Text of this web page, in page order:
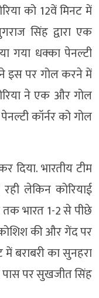
को 12वें मिनट में
सिंह द्वारा एक
गया धक्का पेनल्टी
इस पर गोल करने में
ने एक और गोल
कॉर्नर को गोल
दिया. भारतीय टीम
लेकिन कोरियाई
तक भारत 1-2 से पीछे
की और गेंद पर
बराबरी का सुनहरा
पास पर सुखजीत सिंह